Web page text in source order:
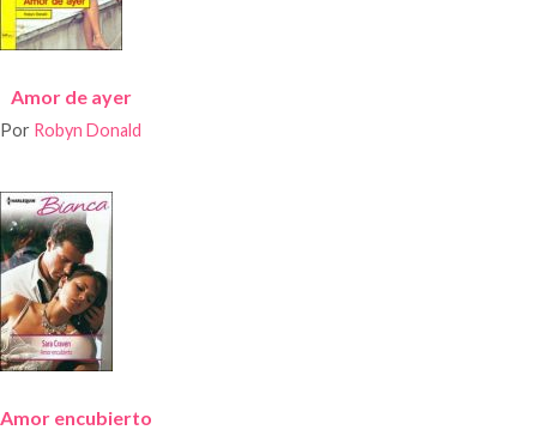
Amor de ayer
Por Robyn Donald
Amor encubierto